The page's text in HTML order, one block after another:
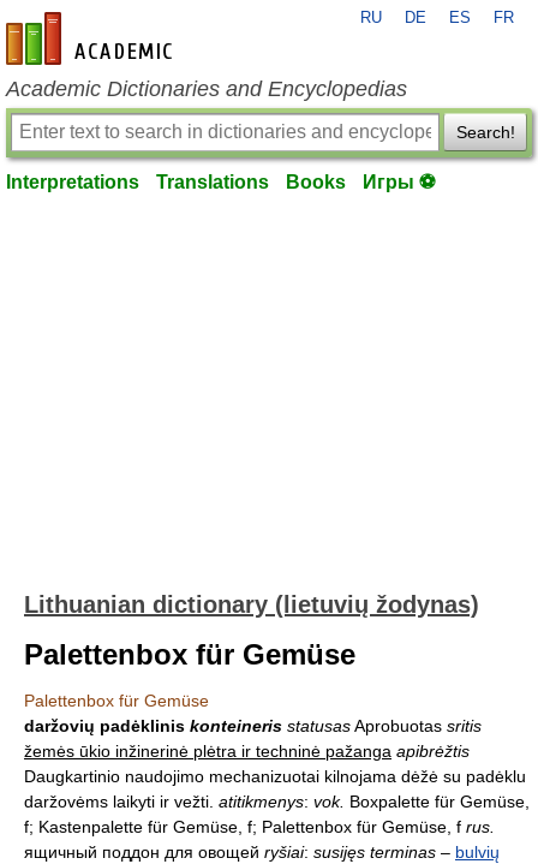
en-academic.com
RU DE ES FR
Academic Dictionaries and Encyclopedias
Search!
Interpretations Translations Books Игры ⚽
Lithuanian dictionary (lietuvių žodynas)
Palettenbox für Gemüse
Palettenbox für Gemüse
daržovių padėklinis konteineris statusasAprobuotas sritis
žemės ūkio inžinerinė plėtra ir techninė pažanga apibrėžtis
Daugkartinio naudojimo mechanizuotai kilnojama dėžė su padėklu
daržovėms laikyti ir vežti. atitikmenys: vok. Boxpalette für Gemüse,
f; Kastenpalette für Gemüse, f; Palettenbox für Gemüse, f rus.
ящичный поддон для овощей ryšiai: susijęs terminas – bulvių